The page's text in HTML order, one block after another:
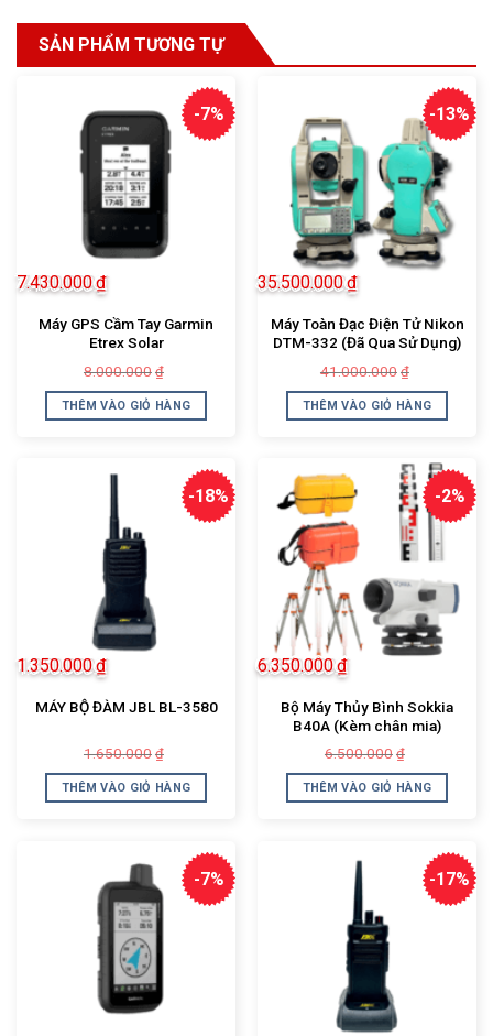
SẢN PHẨM TƯƠNG TỰ
-7%
Máy GPS Cầm Tay Garmin
Etrex Solar
8.000.000 ₫
là:
8.000.000₫.
7.430.000₫
tại
là:
THÊM VÀO GIỎ HÀNG
-13%
Máy Toàn Đạc Điện Tử Nikon
DTM-332 (Đã Qua Sử Dụng)
41.000.000 ₫
là:
35.500.000₫
tại
là:
THÊM VÀO GIỎ HÀNG
-18%
MÁY BỘ ĐÀM JBL BL-3580
1.650.000 ₫
là:
1.650.000₫.
1.350.000₫
tại
là:
THÊM VÀO GIỎ HÀNG
-2%
Bộ Máy Thủy Bình Sokkia
B40A (Kèm chân mia)
6.500.000 ₫
là:
6.500.000₫.
6.350.000₫
tại
là:
THÊM VÀO GIỎ HÀNG
-7% -17%